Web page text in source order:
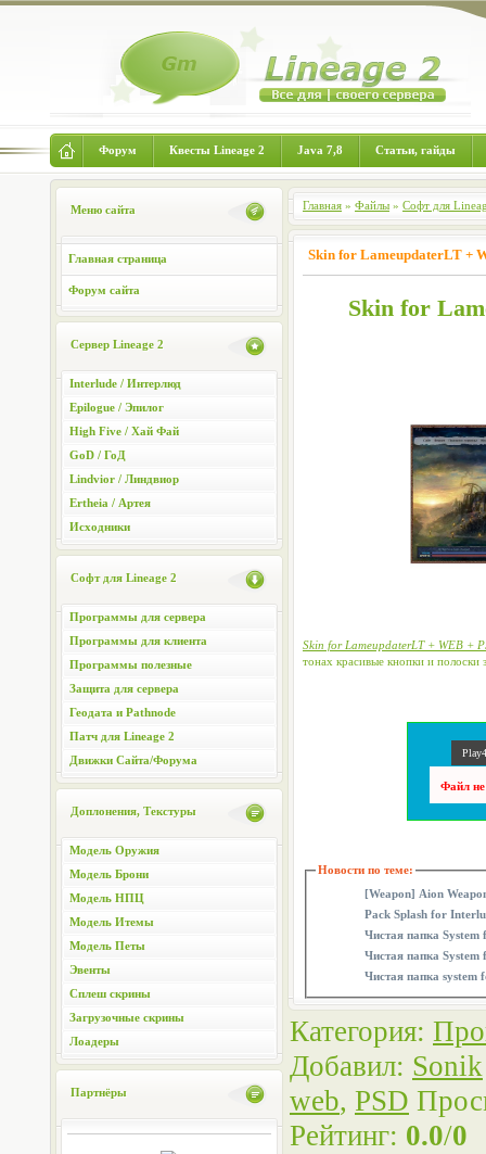
Форум Квесты Lineage 2 Java 7,8 Статьи, гайды
Меню сайта
Главная страница
Форум сайта
Сервер Lineage 2
Interlude / Интерлюд
Epilogue / Эпилог
High Five / Хай Фай
GoD / ГоД
Lindvior / Линдвиор
Ertheia / Артея
Исходники
Софт для Lineage 2
Программы для сервера
Программы для клиента
Программы полезные
Защита для сервера
Геодата и Pathnode
Патч для Lineage 2
Движки Сайта/Форума
Доплонения, Текстуры
Модель Оружия
Модель Брони
Модель НПЦ
Модель Итемы
Модель Петы
Эвенты
Сплеш скрины
Загрузочные скрины
Лоадеры
Партнёры
Главная » Файлы » Софт для
Skin for LameupdaterLT +
Skin for
Skin for LameupdaterLT + WEB +
тонах красивые кнопки и полоски
Файл не
Новости по теме:
[Weapon] Aion
Pack Splash for
Чистая папка
Чистая папка System
Чистая папка system
Категория:
Добавил: Sonik
web, PSD
Рейтинг: 0.0/0